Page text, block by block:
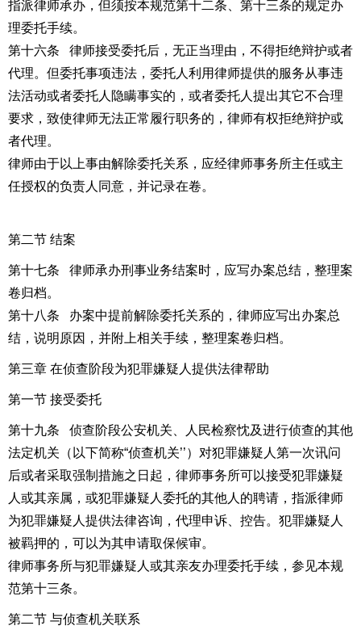
指派律师承办，但须按本规范第十二条、第十三条的规定办
理委托手续。
第十六条 律师接受委托后，无正当理由，不得拒绝辩护或者
代理。但委托事项违法，委托人利用律师提供的服务从事违
法活动或者委托人隐瞒事实的，或者委托人提出其它不合理
要求，致使律师无法正常履行职务的，律师有权拒绝辩护或
者代理。
律师由于以上事由解除委托关系，应经律师事务所主任或主
任授权的负责人同意，并记录在卷。
第二节 结案
第十七条 律师承办刑事业务结案时，应写办案总结，整理案
卷归档。
第十八条 办案中提前解除委托关系的，律师应写出办案总
结，说明原因，并附上相关手续，整理案卷归档。
第三章 在侦查阶段为犯罪嫌疑人提供法律帮助
第一节 接受委托
第十九条 侦查阶段公安机关、人民检察忱及进行侦查的其他
法定机关（以下简称“侦查机关’’）对犯罪嫌疑人第一次讯问
后或者采取强制措施之日起，律师事务所可以接受犯罪嫌疑
人或其亲属，或犯罪嫌疑人委托的其他人的聘请，指派律师
为犯罪嫌疑人提供法律咨询，代理申诉、控告。犯罪嫌疑人
被羁押的，可以为其申请取保候审。
律师事务所与犯罪嫌疑人或其亲友办理委托手续，参见本规
范第十三条。
第二节 与侦查机关联系